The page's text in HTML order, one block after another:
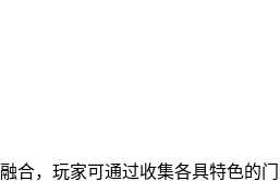
合，玩家可通过收集各具特色